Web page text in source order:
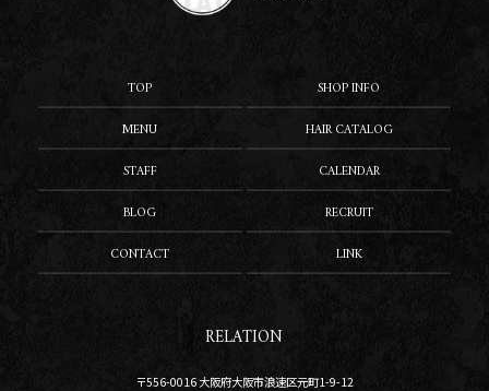
TOP
SHOP INFO
MENU
HAIR CATALOG
STAFF
CALENDAR
BLOG
RECRUIT
CONTACT
LINK
RELATION
〒556-0016 大阪府大阪市浪速区元町1-9-12